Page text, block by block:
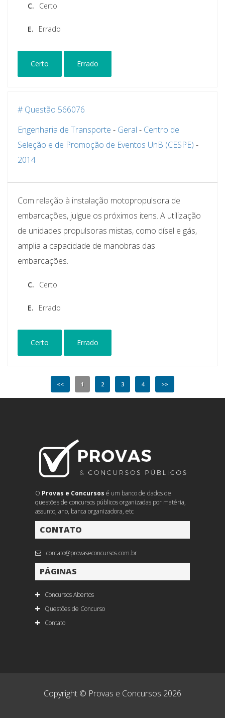
C. Certo
E. Errado
Certo Errado
# Questão 566076
Engenharia de Transporte - Geral - Centro de
Seleção e de Promoção de Eventos UnB (CESPE) -
2014
Com relação à instalação motopropulsora de
embarcações, julgue os próximos itens. A utilização
de unidades propulsoras mistas, como dísel e gás,
amplia a capacidade de manobras das
embarcações.
C. Certo
E. Errado
Certo Errado
<< 1 2 3 4 >>
O Provas e Concursos é um banco de dados de
questões de concursos públicos organizadas por matéria,
assunto, ano, banca organizadora, etc
CONTATO
contato@provaseconcursos.com.br
PÁGINAS
Concursos Abertos
Questões de Concurso
Contato
Copyright © Provas e Concursos 2026